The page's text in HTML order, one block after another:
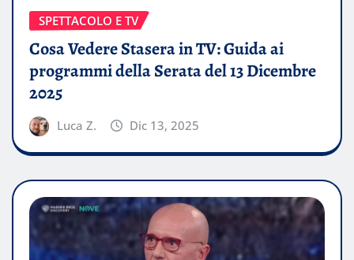
SPETTACOLO E TV
Cosa Vedere Stasera in TV: Guida ai
programmi della Serata del 13 Dicembre
2025
Luca Z. Dic 13, 2025